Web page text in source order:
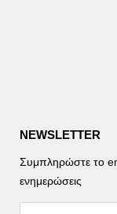
NEWSLETTER
Συμπληρώστε το
ενημερώσεις